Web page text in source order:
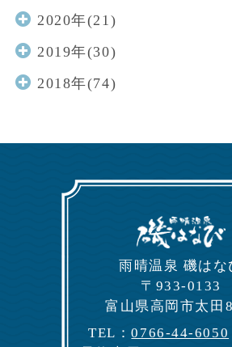
2020年(21)
2019年(30)
2018年(74)
⾬晴温泉 磯はな
〒933-0133
富⼭県⾼岡市太⽥
TEL：0766-44-6050